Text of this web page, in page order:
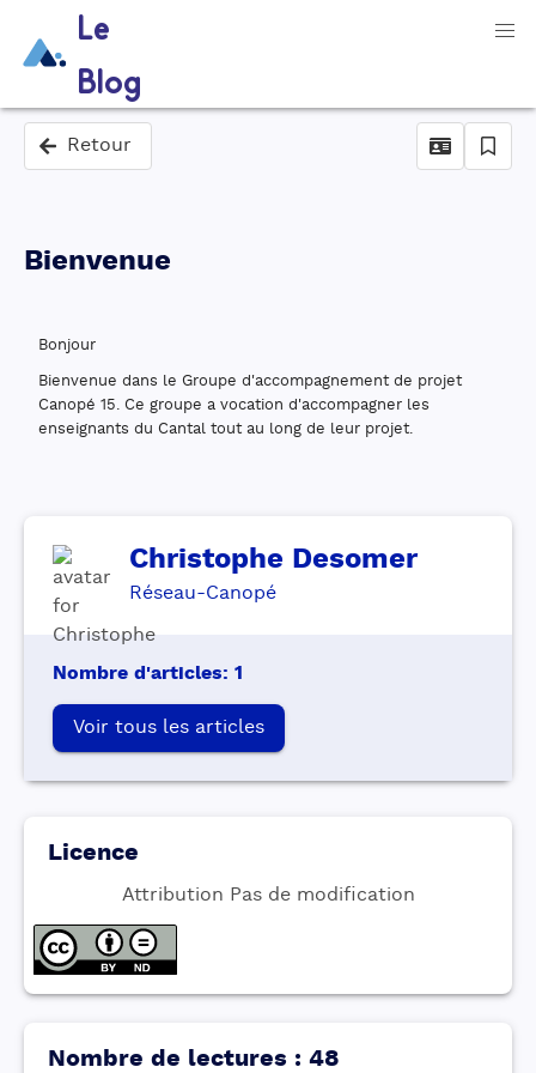
Le
Blog
Retour
Bienvenue
Bonjour
Bienvenue dans le Groupe d'accompagnement de projet
Canopé 15. Ce groupe a vocation d'accompagner les
enseignants du Cantal tout au long de leur projet.
Christophe Desomer
Réseau-Canopé
Nombre d'articles: 1
Voir tous les articles
Licence
Attribution Pas de modification
Nombre de lectures : 48